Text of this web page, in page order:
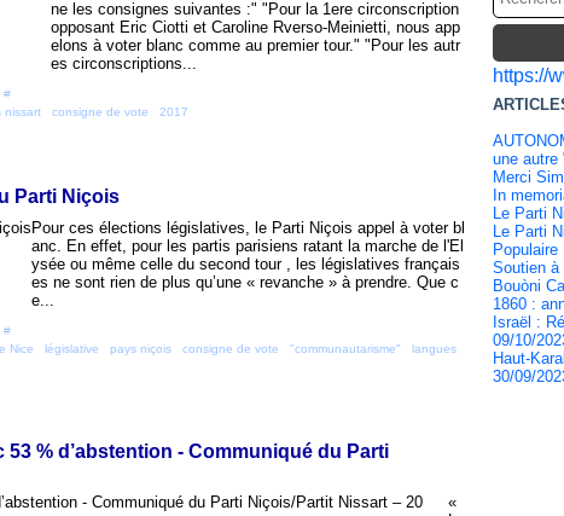
ne les consignes suivantes :" "Pour la 1ere circonscription
opposant Eric Ciotti et Caroline Rverso-Meinietti, nous app
elons à voter blanc comme au premier tour." "Pour les autr
es circonscriptions...
#
nissart consigne de vote 2017
Parti Niçois
Pour ces élections législatives, le Parti Niçois appel à voter bl
anc. En effet, pour les partis parisiens ratant la marche de l'El
ysée ou même celle du second tour , les législatives français
es ne sont rien de plus qu’une « revanche » à prendre. Que c
e...
#
Nice législative pays niçois consigne de vote "communautarisme"
langues
% d’abstention - Communiqué du Parti
«
https://
une autre
Merci
In
Le Parti
Le Parti
Populaire
Soutien à
Bouòni
1860 :
Israël :
09/10/
Haut-
30/09/